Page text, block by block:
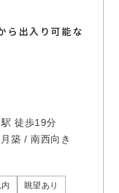
出入り可能な
徒歩19分
築 / 南西向き
眺望あり